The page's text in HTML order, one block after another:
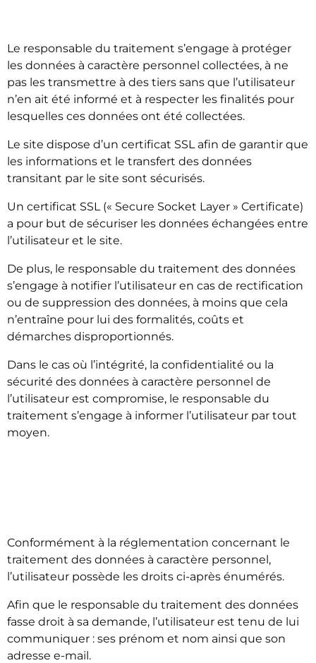
Le responsable du traitement s’engage à protéger
les données à caractère personnel collectées, à ne
pas les transmettre à des tiers sans que l’utilisateur
n’en ait été informé et à respecter les finalités pour
lesquelles ces données ont été collectées.
Le site dispose d’un certificat SSL afin de garantir que
les informations et le transfert des données
transitant par le site sont sécurisés.
Un certificat SSL (« Secure Socket Layer » Certificate)
a pour but de sécuriser les données échangées entre
l’utilisateur et le site.
De plus, le responsable du traitement des données
s’engage à notifier l’utilisateur en cas de rectification
ou de suppression des données, à moins que cela
n’entraîne pour lui des formalités, coûts et
démarches disproportionnés.
Dans le cas où l’intégrité, la confidentialité ou la
sécurité des données à caractère personnel de
l’utilisateur est compromise, le responsable du
traitement s’engage à informer l’utilisateur par tout
moyen.
Conformément à la réglementation concernant le
traitement des données à caractère personnel,
l’utilisateur possède les droits ci-après énumérés.
Afin que le responsable du traitement des données
fasse droit à sa demande, l’utilisateur est tenu de lui
communiquer : ses prénom et nom ainsi que son
adresse e-mail.